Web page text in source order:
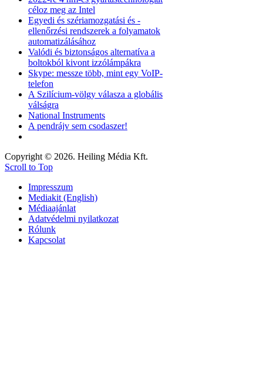
céloz meg az Intel
Egyedi és szériamozgatási és -
ellenőrzési rendszerek a folyamatok
automatizálásához
Valódi és biztonságos alternatíva a
boltokból kivont izzólámpákra
Skype: messze több, mint egy VoIP-
telefon
A Szilícium-völgy válasza a globális
válságra
National Instruments
A pendrájv sem csodaszer!
Copyright © 2026. Heiling Média Kft.
Scroll to Top
Impresszum
Mediakit (English)
Médiaajánlat
Adatvédelmi nyilatkozat
Rólunk
Kapcsolat